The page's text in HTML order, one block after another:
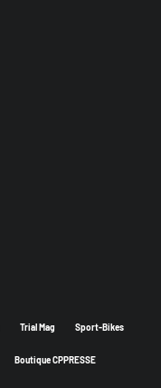
Trial Mag Sport-Bikes
Boutique CPPRESSE